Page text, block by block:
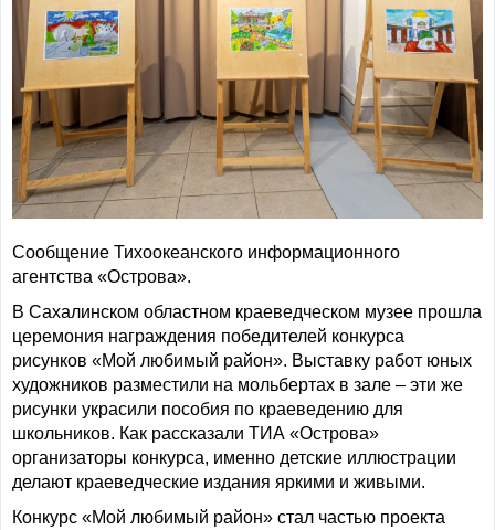
Сообщение Тихоокеанского информационного
агентства «Острова».
В Сахалинском областном краеведческом музее прошла
церемония награждения победителей конкурса
рисунков «Мой любимый район». Выставку работ юных
художников разместили на мольбертах в зале – эти же
рисунки украсили пособия по краеведению для
школьников. Как рассказали ТИА «Острова»
организаторы конкурса, именно детские иллюстрации
делают краеведческие издания яркими и живыми.
Конкурс «Мой любимый район» стал частью проекта